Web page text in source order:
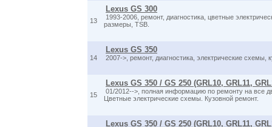
13
Lexus GS 300
1993-2006, ремонт, диагностика, цветные
размеры, TSB.
14
Lexus GS 350
2007->, ремонт, диагностика, электрические схемы,
15
Lexus GS 350 / GS 250 (GRL10, GRL11,
01/2012-->, полная информацию по ремонту на все
Цветные электрические схемы. Кузовной ремонт.
Lexus GS 350 / GS 250 (GRL10, GRL11,